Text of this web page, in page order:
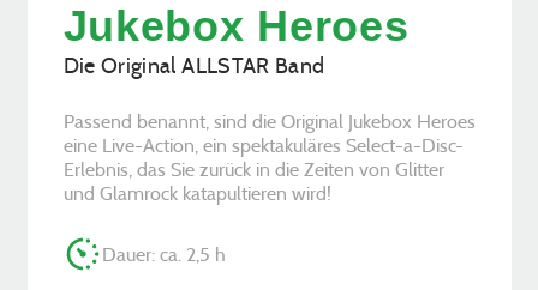
Jukebox Heroes
Die Original ALLSTAR Band
Passend benannt, sind die Original Jukebox Heroes
eine Live-Action, ein spektakuläres Select-a-Disc-
Erlebnis, das Sie zurück in die Zeiten von Glitter
und Glamrock katapultieren wird!
Dauer: ca. 2,5 h